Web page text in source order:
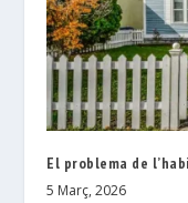
El problema de
5 Març, 2026